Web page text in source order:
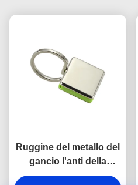
Ruggine del metallo del
gancio l'anti della
catena chiave della